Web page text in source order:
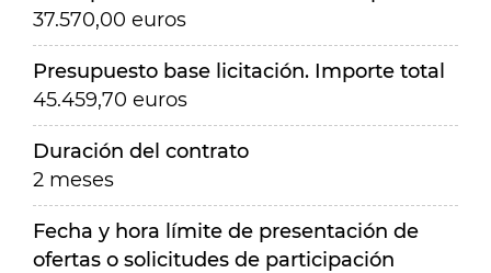
37.570,00 euros
Presupuesto base licitación. Importe total
45.459,70 euros
Duración del contrato
2 meses
Fecha y hora límite de presentación de
ofertas o solicitudes de participación